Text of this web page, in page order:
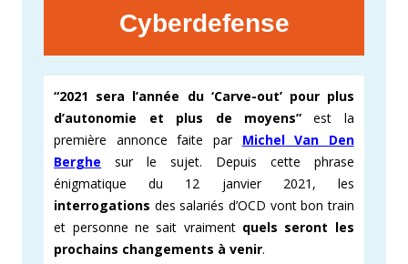
Cyberdefense
“2021 sera l’année du ‘Carve-out’ pour plus
d’autonomie et plus de moyens”est la
première annonce faite par Michel Van Den
Berghe sur le sujet. Depuis cette phrase
énigmatique du 12 janvier 2021, les
interrogations des salariés d’OCD vont bon train
et personne ne sait vraiment quels seront les
prochains changements à venir.